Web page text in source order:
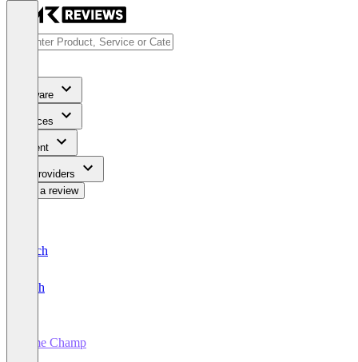
Software
Services
Content
For Providers
Write a review
Deutsch
English
Time Champ